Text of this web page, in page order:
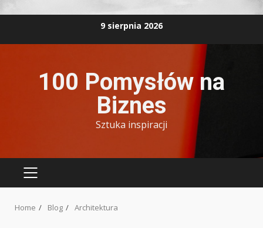
9 sierpnia 2026
100 Pomysłów na
Biznes
Sztuka inspiracji
PRIMARY
Home Blog Architektura